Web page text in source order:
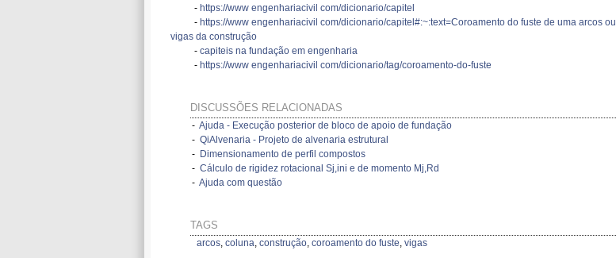
- https://www engenhariacivil com/dicionario/capitel
- https://www engenhariacivil com/dicionario/capitel#:~:text=Coroamento do fuste de uma arcos ou
vigas da construção
- capiteis na fundação em engenharia
- https://www engenhariacivil com/dicionario/tag/coroamento-do-fuste
DISCUSSÕES RELACIONADAS
- Ajuda - Execução posterior de bloco de apoio de fundação
- QiAlvenaria - Projeto de alvenaria estrutural
- Dimensionamento de perfil compostos
- Cálculo de rigidez rotacional Sj,ini e de momento Mj,Rd
- Ajuda com questão
TAGS
arcos, coluna construção, coroamento do fuste vigas